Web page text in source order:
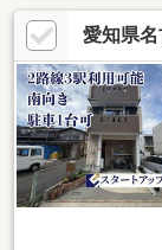
ア・・・約120m(
6分)■ご相談をご
２－００１】まで
愛知県